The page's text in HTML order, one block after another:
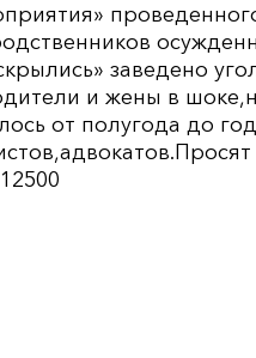
заведено
и жены в
от полугода до